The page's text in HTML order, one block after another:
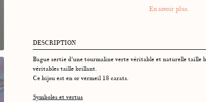
En savoir plus.
DESCRIPTION
Bague sertie d'une tourmaline verte véritable et naturelle taille
véritables taille brillant.
Ce bijou est en or vermeil 18 carats.
Symboles et vertus